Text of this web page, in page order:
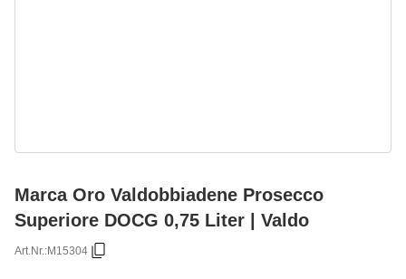
Marca Oro Valdobbiadene Prosecco
Superiore DOCG 0,75 Liter | Valdo
Art.Nr.:M15304